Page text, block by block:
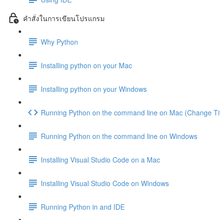
คำสั่งในการเขียนโปรแกรม
Why Python
Installing python on your Mac
Installing python on your Windows
Running Python on the command line on Mac (Change
Running Python on the command line on Windows
Installing Visual Studio Code on a Mac
Installing Visual Studio Code on Windows
Running Python in and IDE